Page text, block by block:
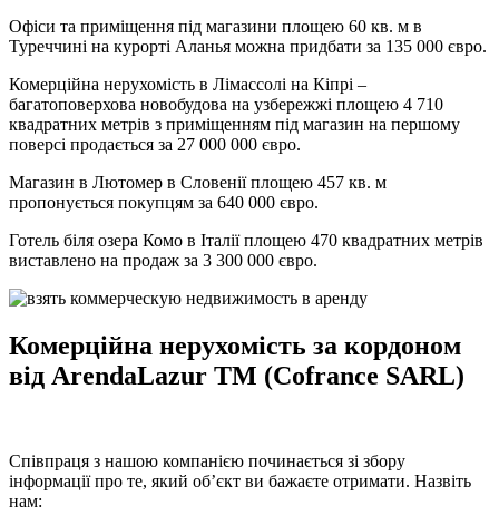
Офіси та приміщення під магазини площею 60 кв. м в
Туреччині на курорті Аланья можна придбати за 135 000 євро.
Комерційна нерухомість в Лімассолі на Кіпрі –
багатоповерхова новобудова на узбережжі площею 4 710
квадратних метрів з приміщенням під магазин на першому
поверсі продається за 27 000 000 євро.
Магазин в Лютомер в Словенії площею 457 кв. м
пропонується покупцям за 640 000 євро.
Готель біля озера Комо в Італії площею 470 квадратних метрів
виставлено на продаж за 3 300 000 євро.
Комерційна нерухомість за кордоном
від ArendaLazur TM (Cofrance SARL)
Співпраця з нашою компанією починається зі збору
інформації про те, який об’єкт ви бажаєте отримати. Назвіть
нам: